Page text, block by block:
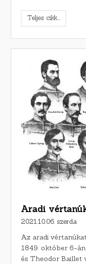
Teljes cikk...
Aradi
2021.10.06. szerda
Az aradi
1849. október 6-
és Theodor Baillet